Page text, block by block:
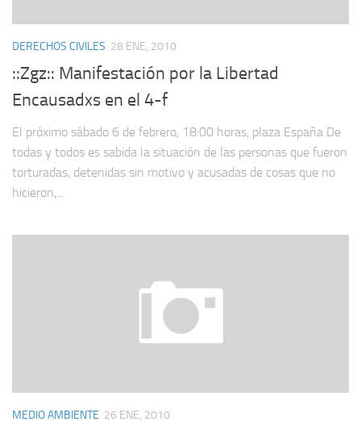
DERECHOS CIVILES 28 ENE, 2010
::Zgz:: Manifestación por la Libertad
Encausadxs en el 4-f
El próximo sábado 6 de febrero, 18:00 horas, plaza España De
todas y todos es sabida la situación de las personas que fueron
torturadas, detenidas sin motivo y acusadas de cosas que no
hicieron,...
MEDIO AMBIENTE 26 ENE, 2010